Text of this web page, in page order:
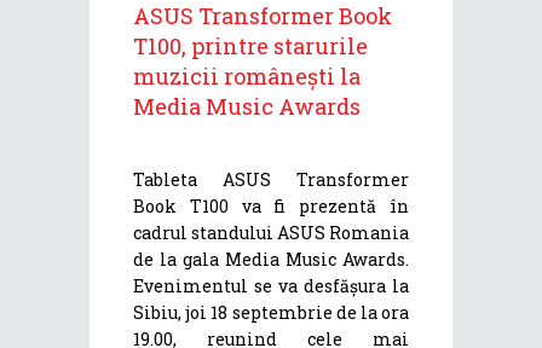
ASUS Transformer Book
T100, printre starurile
muzicii românești la
Media Music Awards
Tableta ASUS Transformer
Book T100 va fi prezentă în
cadrul standului ASUS Romania
de la gala Media Music Awards.
Evenimentul se va desfășura la
Sibiu, joi 18 septembrie de la ora
19.00, reunind cele mai